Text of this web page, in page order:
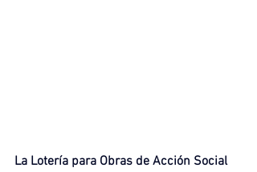
La Lotería para Obras de Acción Social